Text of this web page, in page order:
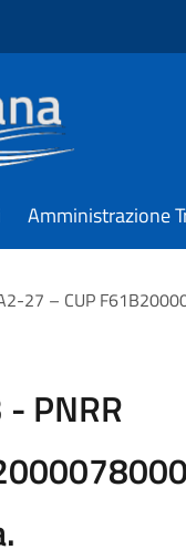
Amministrazione
27 – CUP
PNRR